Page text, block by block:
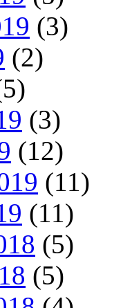
(3)
(2)
(3)
(12)
(11)
(11)
(5)
(5)